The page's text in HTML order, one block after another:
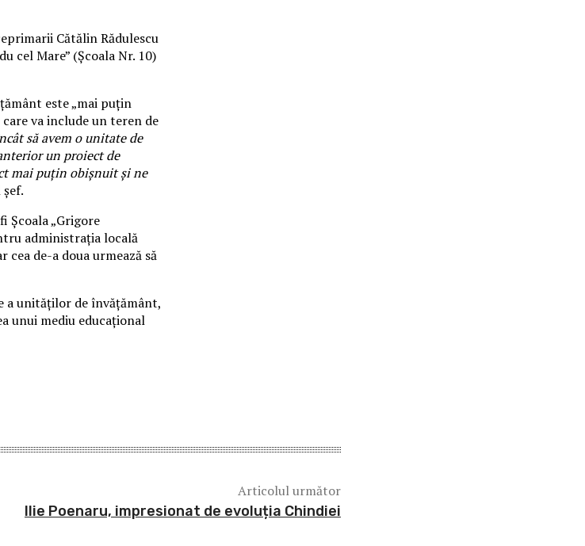
Cătălin Rădulescu
cel Mare” (Școala Nr. 10)
este „mai puțin
va include un teren de
să avem o unitate de
un proiect de
mai puțin obișnuit și ne
Școala „Grigore
administrația locală
de-a doua urmează să
a unităților de învățământ,
unui mediu educațional
Articolul următor
Ilie Poenaru, impresionat de evoluția Chindiei